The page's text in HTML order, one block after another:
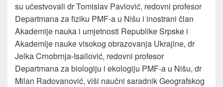
su učestvovali dr Tomislav Pavlović, redovni profesor
Departmana za fiziku PMF-a u Nišu i inostrani član
Akademije nauka i umjetnosti Republike Srpske i
Akademije nauke visokog obrazovanja Ukrajine, dr
Jelka Crnobrnja-Isailović, redovni profesor
Departmana za biologiju i ekologiju PMF-a u Nišu, dr
Milan Radovanović, viši naučni saradnik Geografskog